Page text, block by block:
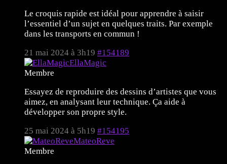
Le croquis rapide est idéal pour apprendre à saisir
l’essentiel d’un sujet en quelques traits. Par exemple
dans les transports en commun !
21 mai 2024 à 3h19 #154189
EllaMagic
Membre
Essayez de reproduire des dessins d’artistes que vous
aimez, en analysant leur technique. Ça aide à
développer son propre style.
25 mai 2024 à 5h19 #154195
MateoReve
Membre